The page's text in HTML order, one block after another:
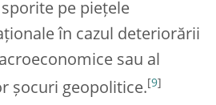
pe piețele
în cazul deteriorării
sau al
șocuri geopolitice. [9]